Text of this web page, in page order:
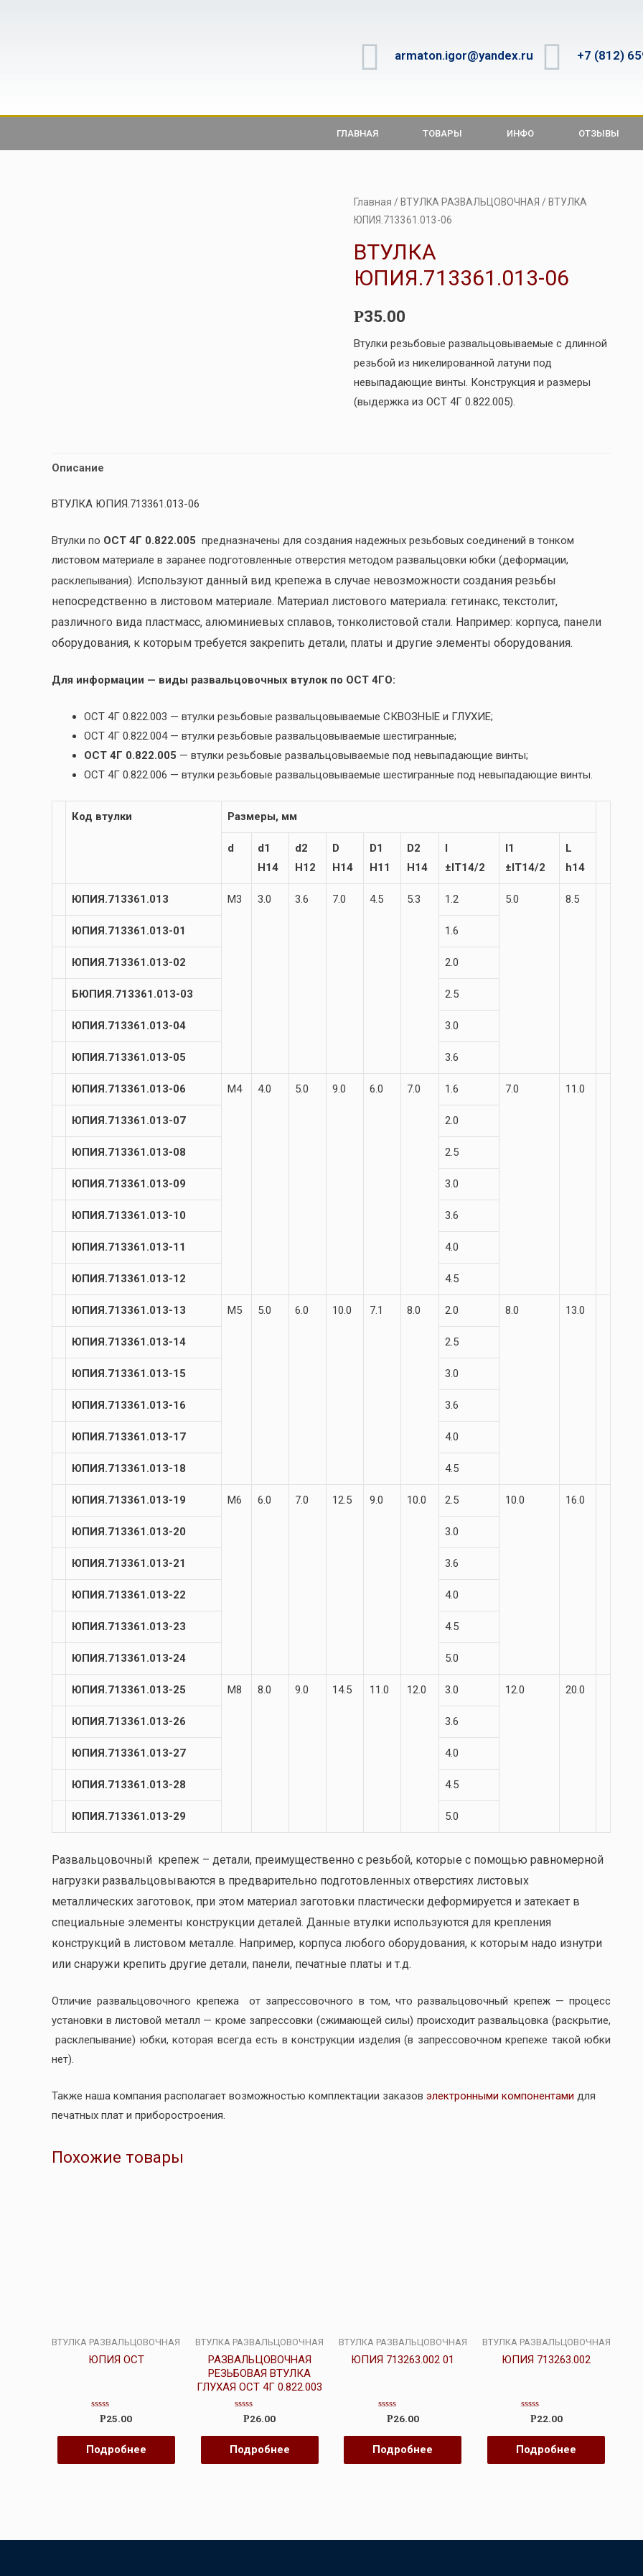
armaton.igor@yandex.ru +7 (812)
ГЛАВНАЯ ТОВАРЫ ИНФО ОТЗЫВЫ
Главная / ВТУЛКА РАЗВАЛЬЦОВОЧНАЯ / ВТУЛКА
ЮПИЯ.713361.013-06
ВТУЛКА
ЮПИЯ.713361.013-06
Р35.00
Втулки резьбовые развальцовываемые с длинной
резьбой из никелированной латуни под
невыпадающие винты. Конструкция и размеры
(выдержка из ОСТ 4Г 0.822.005).
Описание
ВТУЛКА ЮПИЯ.713361.013-06
Втулки по ОСТ 4Г 0.822.005 предназначены для создания надежных резьбовых соединений в тонком
листовом материале в заранее подготовленные отверстия методом развальцовки юбки (деформации,
расклепывания). Используют данный вид крепежа в случае невозможности создания резьбы
непосредственно в листовом материале. Материал листового материала: гетинакс, текстолит,
различного вида пластмасс, алюминиевых сплавов, тонколистовой стали. Например: корпуса, панели
оборудования, к которым требуется закрепить детали, платы и другие элементы оборудования.
Для информации — виды развальцовочных втулок по ОСТ 4ГО:
ОСТ 4Г 0.822.003 — втулки резьбовые развальцовываемые СКВОЗНЫЕ и ГЛУХИЕ;
ОСТ 4Г 0.822.004 — втулки резьбовые развальцовываемые шестигранные;
ОСТ 4Г 0.822.005 — втулки резьбовые развальцовываемые под невыпадающие винты;
ОСТ 4Г 0.822.006 — втулки резьбовые развальцовываемые шестигранные под невыпадающие винты.
Код втулки Размеры, мм
d
d1
H14
d2
H12
D
H14
D1
H11
D2
H14
l
±IT14/2
l1
±IT14/2
L
h14
ЮПИЯ.713361.013 М3 3.0 3.6 7.0 4.5 5.3 1.2 5.0 8.5
ЮПИЯ.713361.013-01 1.6
ЮПИЯ.713361.013-02 2.0
БЮПИЯ.713361.013-03 2.5
ЮПИЯ.713361.013-04 3.0
ЮПИЯ.713361.013-05 3.6
ЮПИЯ.713361.013-06 М4 4.0 5.0 9.0 6.0 7.0 1.6 7.0 11.0
ЮПИЯ.713361.013-07 2.0
ЮПИЯ.713361.013-08 2.5
ЮПИЯ.713361.013-09 3.0
ЮПИЯ.713361.013-10 3.6
ЮПИЯ.713361.013-11 4.0
ЮПИЯ.713361.013-12 4.5
ЮПИЯ.713361.013-13 М5 5.0 6.0 10.0 7.1 8.0 2.0 8.0 13.0
ЮПИЯ.713361.013-14 2.5
ЮПИЯ.713361.013-15 3.0
ЮПИЯ.713361.013-16 3.6
ЮПИЯ.713361.013-17 4.0
ЮПИЯ.713361.013-18 4.5
ЮПИЯ.713361.013-19 М6 6.0 7.0 12.5 9.0 10.0 2.5 10.0 16.0
ЮПИЯ.713361.013-20 3.0
ЮПИЯ.713361.013-21 3.6
ЮПИЯ.713361.013-22 4.0
ЮПИЯ.713361.013-23 4.5
ЮПИЯ.713361.013-24 5.0
ЮПИЯ.713361.013-25 М8 8.0 9.0 14.5 11.0 12.0 3.0 12.0 20.0
ЮПИЯ.713361.013-26 3.6
ЮПИЯ.713361.013-27 4.0
ЮПИЯ.713361.013-28 4.5
ЮПИЯ.713361.013-29 5.0
Развальцовочный крепеж – детали, преимущественно с резьбой, которые с помощью равномерной
нагрузки развальцовываются в предварительно подготовленных отверстиях листовых
металлических заготовок, при этом материал заготовки пластически деформируется и затекает в
специальные элементы конструкции деталей. Данные втулки используются для крепления
конструкций в листовом металле. Например, корпуса любого оборудования, к которым надо изнутри
или снаружи крепить другие детали, панели, печатные платы и т.д.
Отличие развальцовочного крепежа от запрессовочного в том, что развальцовочный крепеж — процесс
установки в листовой металл — кроме запрессовки (сжимающей силы) происходит развальцовка (раскрытие,
расклепывание) юбки, которая всегда есть в конструкции изделия (в запрессовочном крепеже такой юбки
нет).
Также наша компания располагает возможностью комплектации заказов электронными компонентами для
печатных плат и приборостроения.
Похожие товары
ВТУЛКА РАЗВАЛЬЦОВОЧНАЯ
ЮПИЯ ОСТ
Оценка
из
5
Р25.00
Подробнее
ВТУЛКА РАЗВАЛЬЦОВОЧНАЯ
РАЗВАЛЬЦОВОЧНАЯ
РЕЗЬБОВАЯ ВТУЛКА
ГЛУХАЯ ОСТ 4Г 0.822.003
Оценка
из
5
Р26.00
Подробнее
ВТУЛКА РАЗВАЛЬЦОВОЧНАЯ
ЮПИЯ 713263.002 01
Оценка
из
5
Р26.00
Подробнее
ВТУЛКА РАЗВАЛЬЦОВОЧНАЯ
ЮПИЯ 713263.002
Оценка
из
5
Р22.00
Подробнее